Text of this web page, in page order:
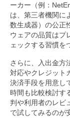
ーカー（例：
は、第三者機関に
数生成器）の公正
ウェアの品質はプ
ェックする習慣を
さらに、入出金方
対応やクレジット
決済手段を用意し
時間も比較検討す
判や利用者のレビ
で試してみるのが